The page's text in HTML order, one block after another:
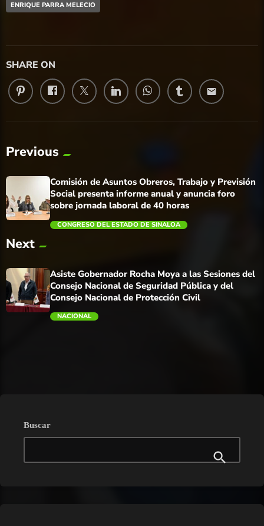
ENRIQUE PARRA MELECIO
SHARE ON
email
Previous
Comisión de Asuntos Obreros, Trabajo y Previsión
Social presenta informe anual y anuncia foro
sobre jornada laboral de 40 horas
CONGRESO DEL ESTADO DE SINALOA
Next
Asiste Gobernador Rocha Moya a las Sesiones del
Consejo Nacional de Seguridad Pública y del
Consejo Nacional de Protección Civil
NACIONAL
Buscar